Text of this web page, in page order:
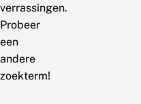
verrassingen.
Probeer
een
andere
zoekterm!